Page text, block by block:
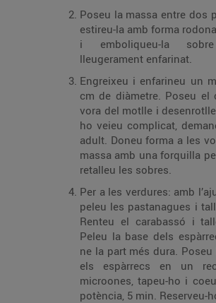
Poseu la massa entre dos
estireu-la amb forma
i emboliqueu-la
lleugerament enfarinat.
Engreixeu i enfarineu un
cm de diàmetre. Poseu el
vora del motlle i
ho veieu complicat,
adult. Doneu forma a les
massa amb una forquilla
retalleu les sobres.
Per a les verdures: amb
peleu les pastanagues i
Renteu el carabassó i
Peleu la base dels
ne la part més dura.
els espàrrecs en un
microones, tapeu-ho i
potència, 5 min. Reserveu-